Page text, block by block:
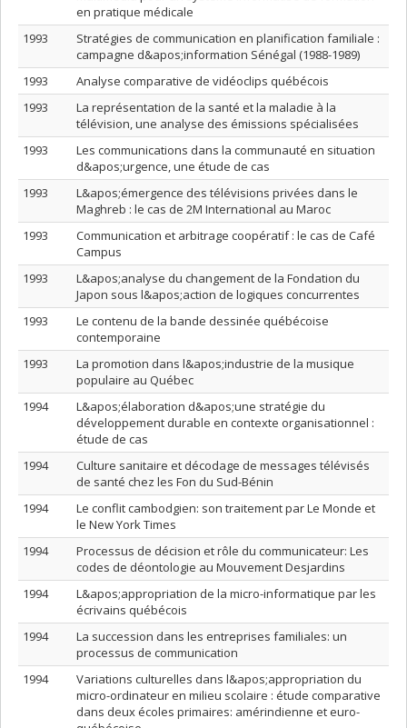
en pratique médicale
1993
Stratégies de communication en planification familiale :
campagne d&apos;information Sénégal (1988-1989)
1993
Analyse comparative de vidéoclips québécois
1993
La représentation de la santé et la maladie à la
télévision, une analyse des émissions spécialisées
1993
Les communications dans la communauté en situation
d&apos;urgence, une étude de cas
1993
L&apos;émergence des télévisions privées dans le
Maghreb : le cas de 2M International au Maroc
1993
Communication et arbitrage coopératif : le cas de Café
Campus
1993
L&apos;analyse du changement de la Fondation du
Japon sous l&apos;action de logiques concurrentes
1993
Le contenu de la bande dessinée québécoise
contemporaine
1993
La promotion dans l&apos;industrie de la musique
populaire au Québec
1994
L&apos;élaboration d&apos;une stratégie du
développement durable en contexte organisationnel :
étude de cas
1994
Culture sanitaire et décodage de messages télévisés
de santé chez les Fon du Sud-Bénin
1994
Le conflit cambodgien: son traitement par Le Monde et
le New York Times
1994
Processus de décision et rôle du communicateur: Les
codes de déontologie au Mouvement Desjardins
1994
L&apos;appropriation de la micro-informatique par les
écrivains québécois
1994
La succession dans les entreprises familiales: un
processus de communication
1994
Variations culturelles dans l&apos;appropriation du
micro-ordinateur en milieu scolaire : étude comparative
dans deux écoles primaires: amérindienne et euro-